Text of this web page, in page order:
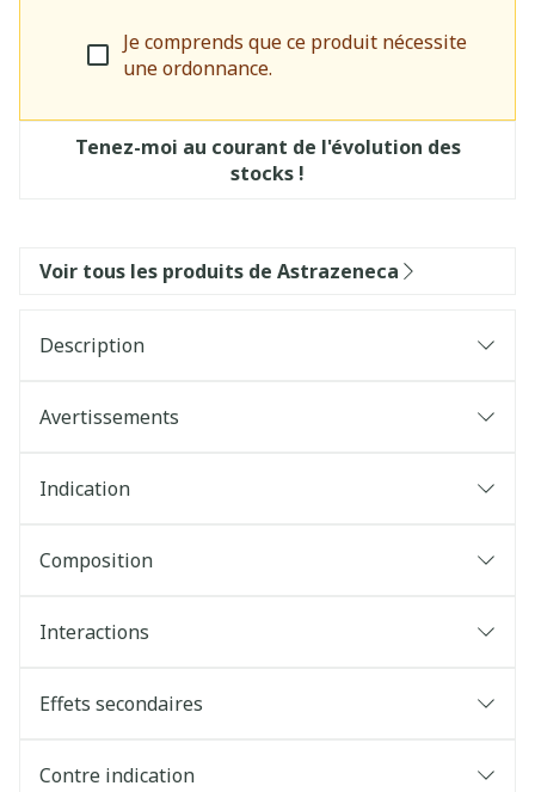
Je comprends que ce produit nécessite
une ordonnance.
Tenez-moi au courant de l'évolution des
stocks !
Voir tous les produits de Astrazeneca
Description
Avertissements
Indication
Composition
Interactions
Effets secondaires
Contre indication